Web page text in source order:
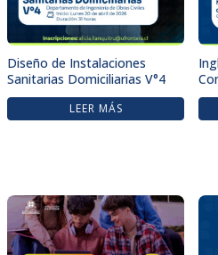
Diseño de Instalaciones
Sanitarias Domiciliarias V°4
LEER MÁS